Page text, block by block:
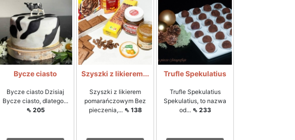
Bycze ciasto
Bycze ciasto Dzisiaj
Bycze ciasto, dlatego...
⇖ 205
Szyszki z likierem...
Szyszki z likierem
pomarańczowym Bez
pieczenia,... ⇖ 138
Trufle Spekulatius
Trufle Spekulatius
Spekulatius, to nazwa
od... ⇖ 233